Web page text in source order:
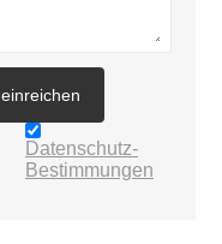
einreichen
Datenschutz-
Bestimmungen